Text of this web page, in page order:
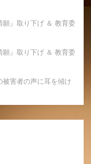
』取り下げ ＆ 教育委
』取り下げ ＆ 教育委
被害者の声に耳を傾け